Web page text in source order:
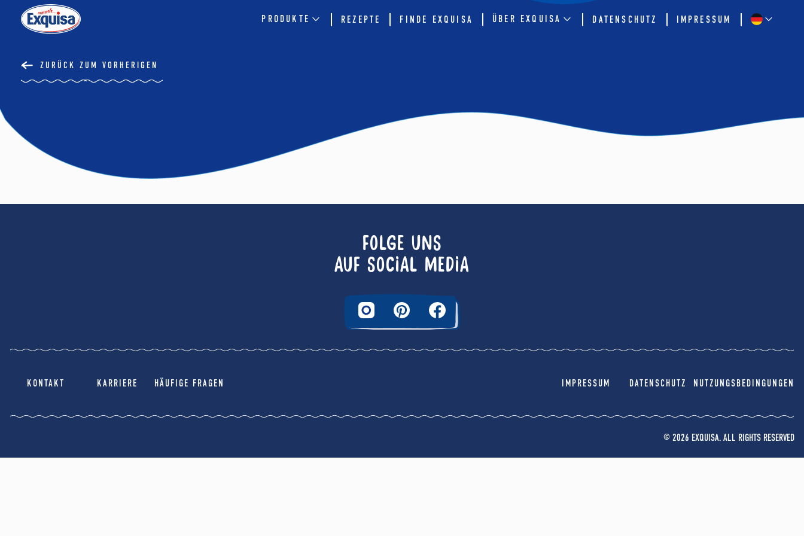
PRODUKTE REZEPTE FINDE EXQUISA ÜBER EXQUISA DATENSCHUTZ IMPRESSUM
ZURÜCK ZUM VORHERIGEN
FOLGE UNS
AUF SOCIAL MEDIA
KONTAKT KARRIERE HÄUFIGE FRAGEN IMPRESSUM DATENSCHUTZ NUTZUNGSBEDINGUNGEN
© 2026 EXQUISA. ALL RIGHTS RESERVED